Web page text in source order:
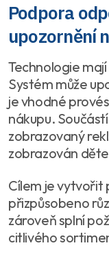
Podpora
upozornění
Technologie
Systém může
je vhodné
nákupu.
zobrazovaný
zobrazován
Cílem je vytvořit
přizpůsobeno
zároveň splní
citlivého